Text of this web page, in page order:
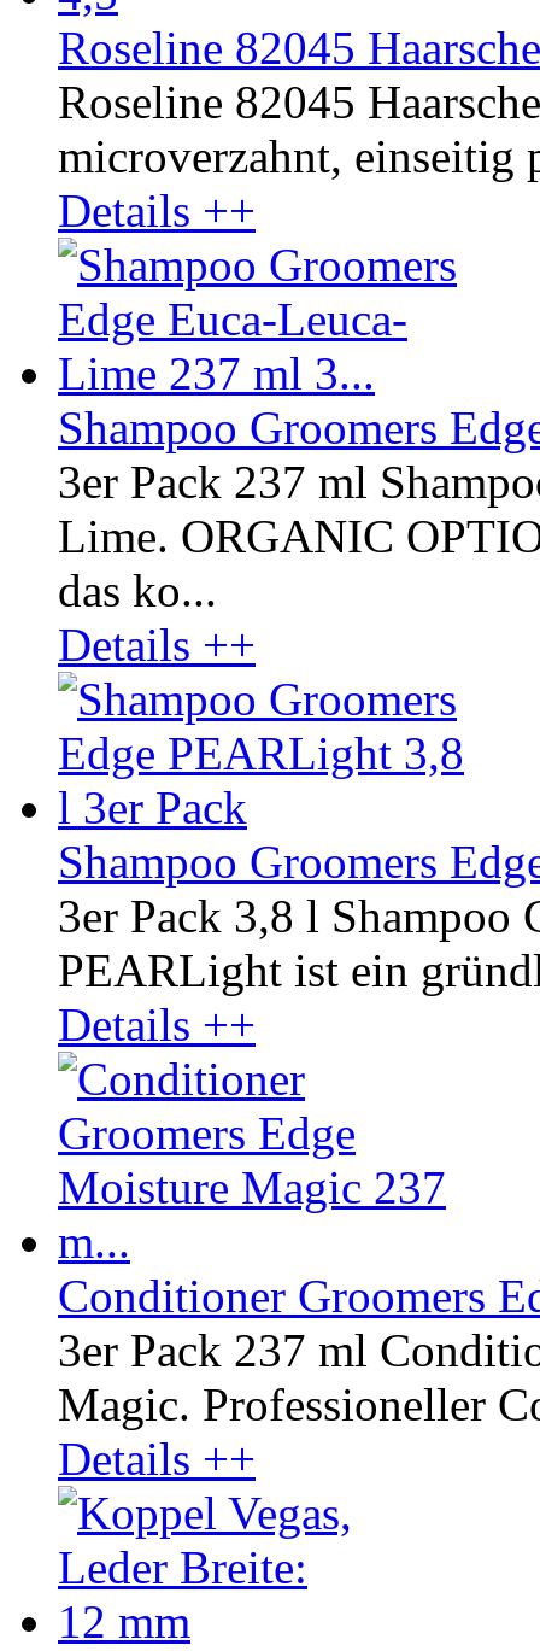
Roseline 82045
Roseline 82045
microverzahnt, einseitig
Details ++
Shampoo Groomers
3er Pack 237 ml
Lime. ORGANIC
das ko...
Details ++
Shampoo Groomers
3er Pack 3,8 l Shampoo
PEARLight ist ein
Details ++
Conditioner Groomers
3er Pack 237 ml
Magic. Professioneller
Details ++